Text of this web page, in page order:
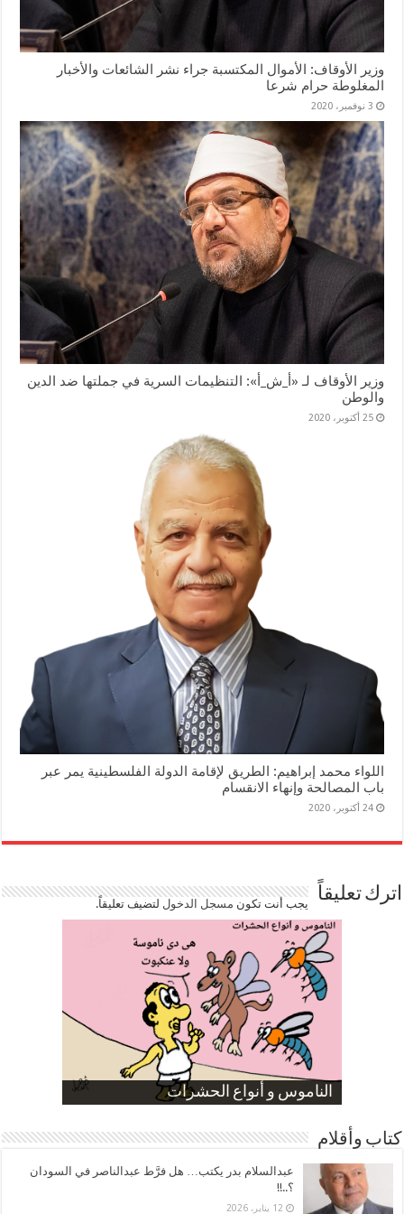
وزير الأوقاف: الأموال المكتسبة جراء نشر الشائعات والأخبار
المغلوطة حرام شرعا
3 نوفمبر، 2020
وزير الأوقاف لـ «أ_ش_أ»: التنظيمات السرية في جملتها ضد الدين
والوطن
25 أكتوبر، 2020
اللواء محمد إبراهيم: الطريق لإقامة الدولة الفلسطينية يمر عبر
باب المصالحة وإنهاء الانقسام
24 أكتوبر، 2020
اترك تعليقاً يجب أنت تكون مسجل الدخوللتضيف تعليقاً.
الناموس و أنواع الحشرات
الموظفين بعد ارتفاع الأسعار
ارتفاع نسبة الطلاق في مصر
صورة كاركاتيرية
صورة كاركاتيرية
كتاب وأقلام
عبدالسلام بدر يكتب… هل فرَّط عبدالناصر في السودان
؟..!!
12 يناير، 2026